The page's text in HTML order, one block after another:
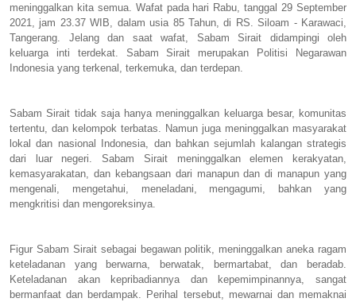
meninggalkan kita semua. Wafat pada hari Rabu, tanggal 29 September
2021, jam 23.37 WIB, dalam usia 85 Tahun, di RS. Siloam - Karawaci,
Tangerang. Jelang dan saat wafat, Sabam Sirait didampingi oleh
keluarga inti terdekat. Sabam Sirait merupakan Politisi Negarawan
Indonesia yang terkenal, terkemuka, dan terdepan.
Sabam Sirait tidak saja hanya meninggalkan keluarga besar, komunitas
tertentu, dan kelompok terbatas. Namun juga meninggalkan masyarakat
lokal dan nasional Indonesia, dan bahkan sejumlah kalangan strategis
dari luar negeri. Sabam Sirait meninggalkan elemen kerakyatan,
kemasyarakatan, dan kebangsaan dari manapun dan di manapun yang
mengenali, mengetahui, meneladani, mengagumi, bahkan yang
mengkritisi dan mengoreksinya.
Figur Sabam Sirait sebagai begawan politik, meninggalkan aneka ragam
keteladanan yang berwarna, berwatak, bermartabat, dan beradab.
Keteladanan akan kepribadiannya dan kepemimpinannya, sangat
bermanfaat dan berdampak. Perihal tersebut, mewarnai dan memaknai